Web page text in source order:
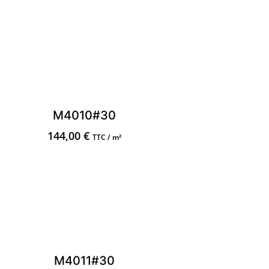
M4010#30
144,00€ TTC / m²
M4011#30